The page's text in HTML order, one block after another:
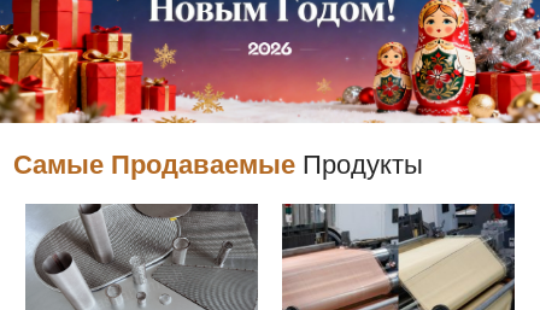
Самые Продаваемые Продукты